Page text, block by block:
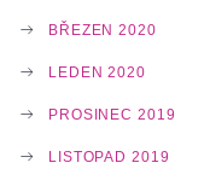
BŘEZEN 2020
LEDEN 2020
PROSINEC 2019
LISTOPAD 2019